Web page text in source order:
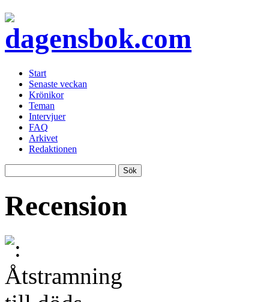
Start
Senaste veckan
Krönikor
Teman
Intervjuer
FAQ
Arkivet
Redaktionen
Recension